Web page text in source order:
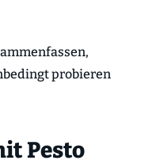
probieren
Pesto